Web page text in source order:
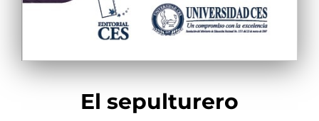
El sepulturero